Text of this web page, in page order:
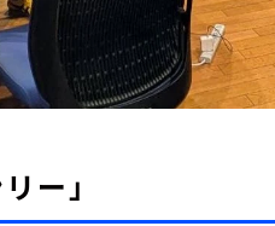
ー」